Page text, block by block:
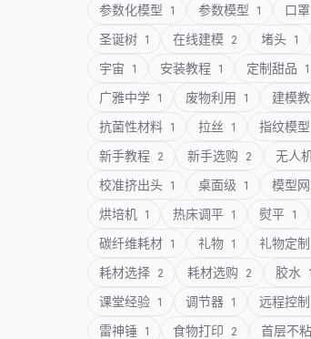
参数化模型 1 参数模型 1 口罩
圣诞树 1 在线建模 2 堵头 1
宇宙 1 安装教程 1 定制甜品 1
广雅中学 1 废物利用 1 建模
抗菌性材料 1 拉丝 1 指纹模型
新手教程 2 新手选购 2 无人
校准挤出头 1 桌面级 1 模型
烘培机 1 热床调平 1 熨平 1
碳纤维耗材 1 礼物 1 礼物定制
耗材选择 2 耗材选购 2 胶水 1
课堂经验 1 调节器 1 远程控制
雷神锤 1 食物打印 2 首层不粘